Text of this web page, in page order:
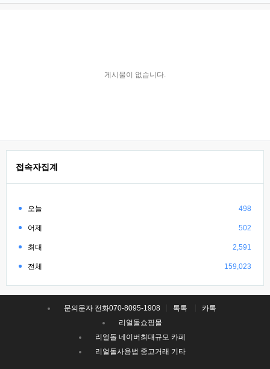
게시물이 없습니다.
접속자집계
오늘 498
어제 502
최대 2,591
전체 159,023
문의문자 전화070-8095-1908 톡톡
카톡
리얼돌쇼핑몰
리얼돌 네이버최대규모 카페
리얼돌사용법 중고거래 기타